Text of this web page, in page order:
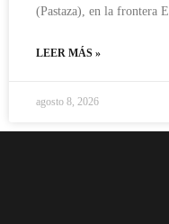
(Pastaza), en la frontera
LEER MÁS »
agosto 8, 2026